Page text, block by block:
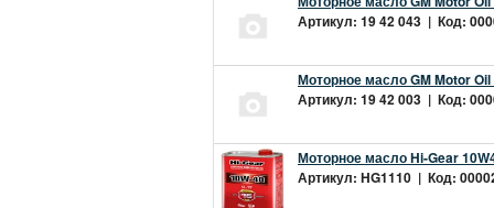
Артикул: 19 42 043 | Код:
Моторное масло GM Motor
Артикул: 19 42 003 | Код:
Моторное масло Hi-Gear
Артикул: HG1110 | Код: